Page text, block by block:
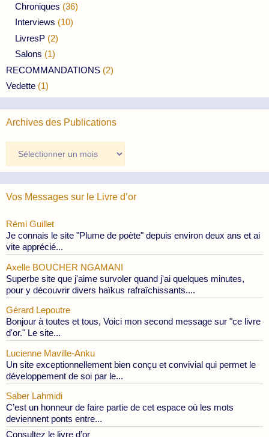
Chroniques (36)
Interviews (10)
LivresP (2)
Salons (1)
RECOMMANDATIONS (2)
Vedette (1)
Archives des Publications
des
Publications
Vos Messages sur le Livre d’or
Rémi Guillet
Je connais le site "Plume de poète" depuis environ deux ans et ai
vite apprécié...
Axelle BOUCHER NGAMANI
Superbe site que j'aime survoler quand j'ai quelques minutes,
pour y découvrir divers haïkus rafraîchissants....
Gérard Lepoutre
Bonjour à toutes et tous, Voici mon second message sur "ce livre
d'or." Le site...
Lucienne Maville-Anku
Un site exceptionnellement bien conçu et convivial qui permet le
développement de soi par le...
Saber Lahmidi
C’est un honneur de faire partie de cet espace où les mots
deviennent ponts entre...
Consultez le livre d’or